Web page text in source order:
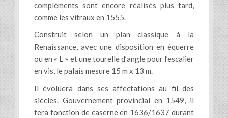
compléments sont encore réalisés plus tard,
comme les vitraux en 1555.
Construit selon un plan classique à la
Renaissance, avec une disposition en équerre
ou en « L » et une tourelle d’angle pour l’escalier
en vis, le palais mesure 15 m x 13 m.
Il évoluera dans ses affectations au fil des
siècles. Gouvernement provincial en 1549, il
fera fonction de caserne en 1636/1637 durant